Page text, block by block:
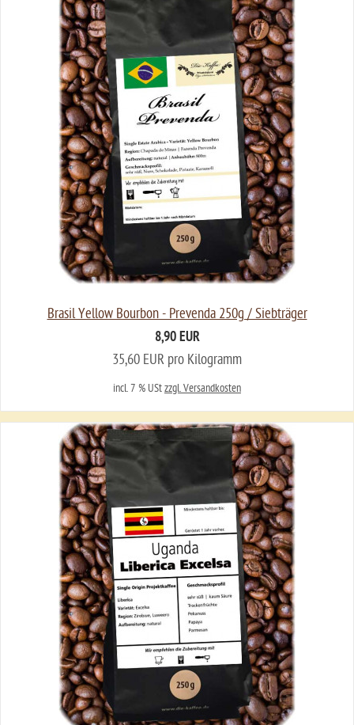
Brasil Yellow Bourbon - Prevenda 250g / Siebträger
8,90 EUR
35,60 EUR pro Kilogramm
incl. 7 % UStzzgl. Versandkosten